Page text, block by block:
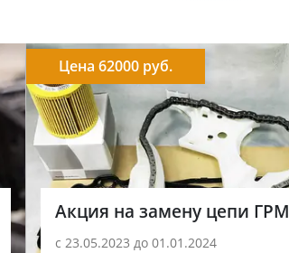
Акция на замену цепи ГРМ
с 23.05.2023 до 01.01.2024
Цена 62000 руб.